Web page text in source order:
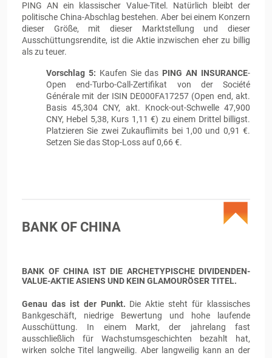
PING AN ein klassischer Value-Titel. Natürlich bleibt der
politische China-Abschlag bestehen. Aber bei einem Konzern
dieser Größe, mit dieser Marktstellung und dieser
Ausschüttungsrendite, ist die Aktie inzwischen eher zu billig
als zu teuer.
Vorschlag 5: Kaufen Sie das PING AN INSURANCE-
Open end-Turbo-Call-Zertifikat von der Société
Générale mit der ISIN DE000FA17257 (Open end, akt.
Basis 45,304 CNY, akt. Knock-out-Schwelle 47,900
CNY, Hebel 5,38, Kurs 1,11 €) zu einem Drittel billigst.
Platzieren Sie zwei Zukauflimits bei 1,00 und 0,91 €.
Setzen Sie das Stop-Loss auf 0,66 €.
BANK OF CHINA
BANK OF CHINA IST DIE ARCHETYPISCHE DIVIDENDEN-
VALUE-AKTIE ASIENS UND KEIN GLAMOURÖSER TITEL.
Genau das ist der Punkt. Die Aktie steht für klassisches
Bankgeschäft, niedrige Bewertung und hohe laufende
Ausschüttung. In einem Markt, der jahrelang fast
ausschließlich für Wachstumsgeschichten bezahlt hat,
wirken solche Titel langweilig. Aber langweilig kann an der